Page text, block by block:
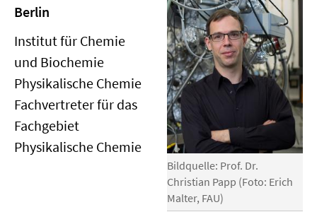
Bildquelle: Prof. Dr.
Christian Papp (Foto: Erich
Malter, FAU)
Berlin
Institut für Chemie
und Biochemie
Physikalische Chemie
Fachvertreter für das
Fachgebiet
Physikalische Chemie